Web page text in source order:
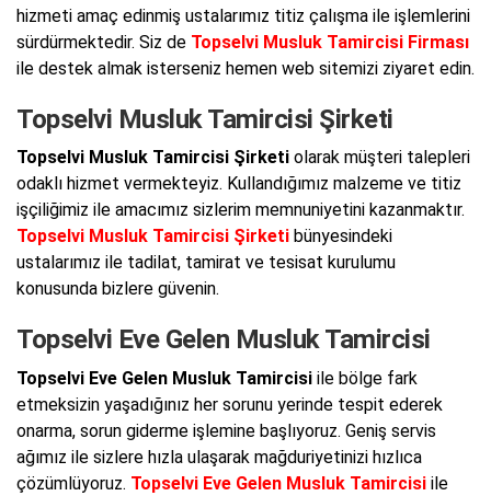
hizmeti amaç edinmiş ustalarımız titiz çalışma ile işlemlerini
sürdürmektedir. Siz de Topselvi Musluk Tamircisi Firması
ile destek almak isterseniz hemen web sitemizi ziyaret edin.
Topselvi Musluk Tamircisi Şirketi
Topselvi Musluk Tamircisi Şirketi olarak müşteri talepleri
odaklı hizmet vermekteyiz. Kullandığımız malzeme ve titiz
işçiliğimiz ile amacımız sizlerim memnuniyetini kazanmaktır.
Topselvi Musluk Tamircisi Şirketi bünyesindeki
ustalarımız ile tadilat, tamirat ve tesisat kurulumu
konusunda bizlere güvenin.
Topselvi Eve Gelen Musluk Tamircisi
Topselvi Eve Gelen Musluk Tamircisi ile bölge fark
etmeksizin yaşadığınız her sorunu yerinde tespit ederek
onarma, sorun giderme işlemine başlıyoruz. Geniş servis
ağımız ile sizlere hızla ulaşarak mağduriyetinizi hızlıca
çözümlüyoruz. Topselvi Eve Gelen Musluk Tamircisi ile